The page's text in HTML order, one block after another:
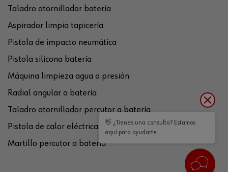
Taladro atornillador batería
Aspirador limpia tapicería
Pistola de impacto neumática
Pistola silicona batería
Máquina limpieza agua a presión
Radial angular a batería
Taladro atornillador percutor a batería
Pistola de calor eléctrica
Martillo percutor a batería
👋 ¿Tienes una consulta? Estamos
aquí para ayudarte.